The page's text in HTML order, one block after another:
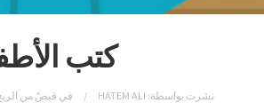
كتب
نشرت بواسطة: HATEM ALI في قبضٌ من